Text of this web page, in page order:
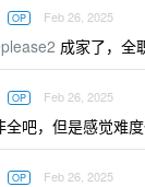
OP Feb 26, 2025
成家了，全
OP Feb 26, 2025
全吧，但是感觉难
OP Feb 26, 2025